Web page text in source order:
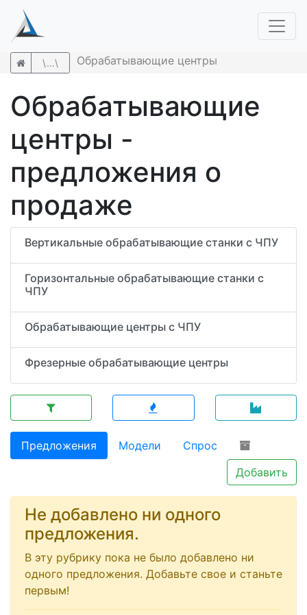
\...\ Обрабатывающие центры
Обрабатывающие
центры -
предложения о
продаже
Вертикальные обрабатывающие станки с ЧПУ
Горизонтальные обрабатывающие станки с
ЧПУ
Обрабатывающие центры с ЧПУ
Фрезерные обрабатывающие центры
Предложения Модели
Спрос
Добавить
Не добавлено ни одного
предложения.
В эту рубрику пока не было добавлено ни
одного предложения. Добавьте свое и станьте
первым!